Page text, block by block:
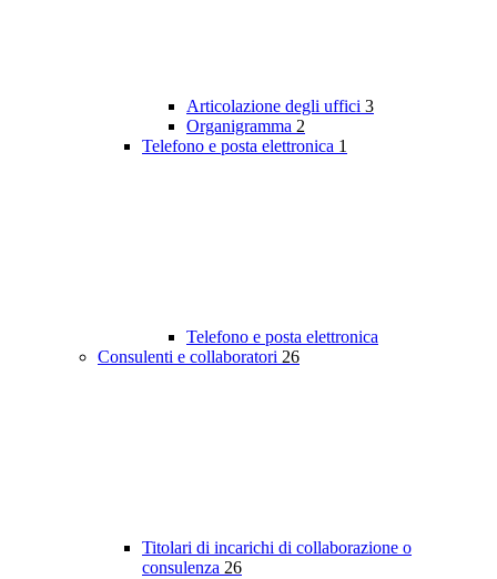
Articolazione degli uffici 3
Organigramma 2
Telefono e posta elettronica 1
Telefono e posta elettronica
Consulenti e collaboratori 26
Titolari di incarichi di collaborazione o
consulenza 26